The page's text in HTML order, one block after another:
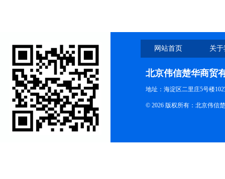
网站首页 关
北京伟信楚华商贸
地址：海淀区二里庄5号楼
© 2026 版权所有：北京伟信